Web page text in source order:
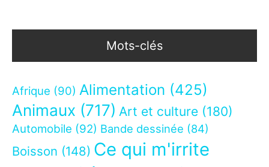
Mots-clés
Afrique (90) Alimentation (425)
Animaux (717) Art et culture (180)
Automobile (92) Bande dessinée (84)
Boisson (148) Ce qui m'irrite